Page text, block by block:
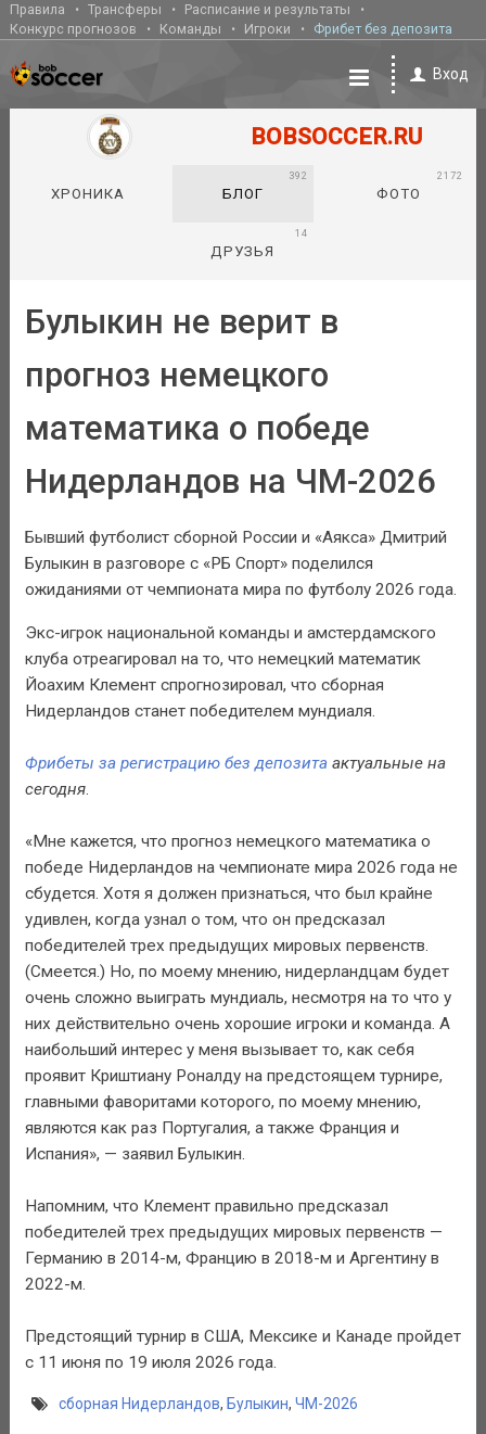
Правила Трансферы
Расписание и результаты
Конкурс прогнозов
Команды Игроки Фрибет без депозита
Вход
BOBSOCCER.RU
ХРОНИКА БЛОГ
392
ФОТО
2172
ДРУЗЬЯ
14
Булыкин не верит в
прогноз немецкого
математика о победе
Нидерландов на ЧМ-2026
Бывший футболист сборной России и «Аякса» Дмитрий
Булыкин в разговоре с «РБ Спорт» поделился
ожиданиями от чемпионата мира по футболу 2026 года.
Экс-игрок национальной команды и амстердамского
клуба отреагировал на то, что немецкий математик
Йоахим Клемент спрогнозировал, что сборная
Нидерландов станет победителем мундиаля.
Фрибеты за регистрацию без депозитаактуальные на
сегодня.
«Мне кажется, что прогноз немецкого математика о
победе Нидерландов на чемпионате мира 2026 года не
сбудется. Хотя я должен признаться, что был крайне
удивлен, когда узнал о том, что он предсказал
победителей трех предыдущих мировых первенств.
(Смеется.) Но, по моему мнению, нидерландцам будет
очень сложно выиграть мундиаль, несмотря на то что у
них действительно очень хорошие игроки и команда. А
наибольший интерес у меня вызывает то, как себя
проявит Криштиану Роналду на предстоящем турнире,
главными фаворитами которого, по моему мнению,
являются как раз Португалия, а также Франция и
Испания», — заявил Булыкин.
Напомним, что Клемент правильно предсказал
победителей трех предыдущих мировых первенств —
Германию в 2014-м, Францию в 2018-м и Аргентину в
2022-м.
Предстоящий турнир в США, Мексике и Канаде пройдет
с 11 июня по 19 июля 2026 года.
сборная Нидерландов, Булыкин, ЧМ-2026